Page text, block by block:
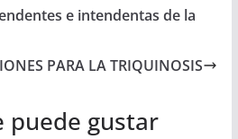
e intendentas de la
PARA LA TRIQUINOSIS
puede gustar